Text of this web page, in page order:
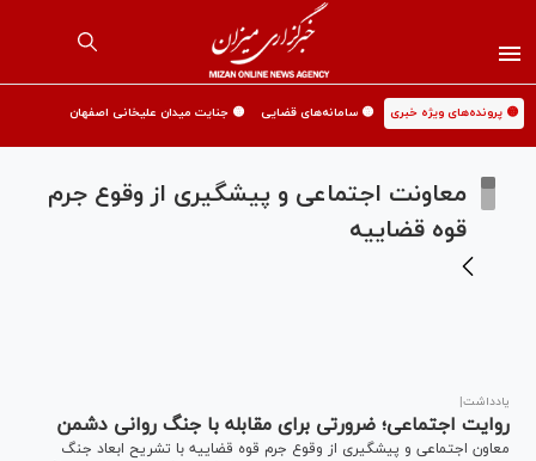
🟡 پرونده‌های ویژه خبری 🟡 سامانه‌های قضایی 🟡 جنایت میدان علیخانی اصفهان
معاونت اجتماعی و پیشگیری از وقوع جرم
قوه قضاییه
یادداشت|
روایت اجتماعی؛ ضرورتی برای مقابله با جنگ روانی دشمن
معاون اجتماعی و پیشگیری از وقوع جرم قوه قضاییه با تشریح ابعاد جنگ